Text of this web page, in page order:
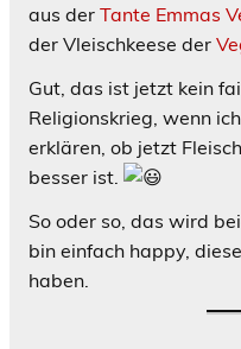
aus der Tante Emmas
der Vleischkeese der
Gut, das ist jetzt kein
Religionskrieg, wenn
erklären, ob jetzt
besser ist.
So oder so, das wird
bin einfach happy,
haben.